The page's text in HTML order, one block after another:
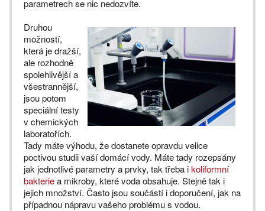
parametrech se nic nedozvíte.
Druhou
možností,
která je dražší,
ale rozhodně
spolehlivější a
všestrannější,
jsou potom
speciální testy
v chemických
laboratořích.
Tady máte výhodu, že dostanete opravdu velice
poctivou studii vaší domácí vody. Máte tady rozepsány
jak jednotlivé parametry a prvky, tak třeba ikoliformní
bakteriea mikroby, které voda obsahuje. Stejně tak i
jejich množství. Často jsou součástí i doporučení, jak na
případnou nápravu vašeho problému s vodou.